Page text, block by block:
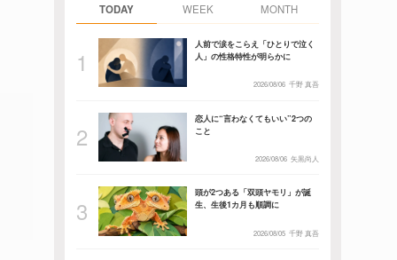
TODAY WEEK MONTH
人前で涙をこらえ「ひとりで泣く
人」の性格特性が明らかに
2026/08/06 千野 真吾
恋人に“言わなくてもいい”2つの
こと
2026/08/06 矢黒尚人
頭が2つある「双頭ヤモリ」が誕
生、生後1カ月も順調に
2026/08/05 千野 真吾